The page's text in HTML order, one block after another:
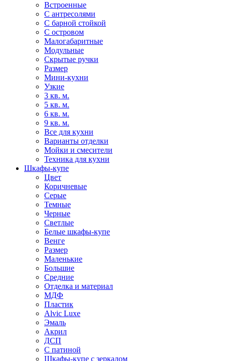
Встроенные
С антресолями
С барной стойкой
С островом
Малогабаритные
Модульные
Скрытые ручки
Размер
Мини-кухни
Узкие
3 кв. м.
5 кв. м.
6 кв. м.
9 кв. м.
Все для кухни
Варианты отделки
Мойки и смесители
Техника для кухни
Шкафы-купе
Цвет
Коричневые
Серые
Темные
Черные
Светлые
Белые шкафы-купе
Венге
Размер
Маленькие
Большие
Средние
Отделка и материал
МДФ
Пластик
Alvic Luxe
Эмаль
Акрил
ДСП
С патиной
Шкафы-купе с зеркалом